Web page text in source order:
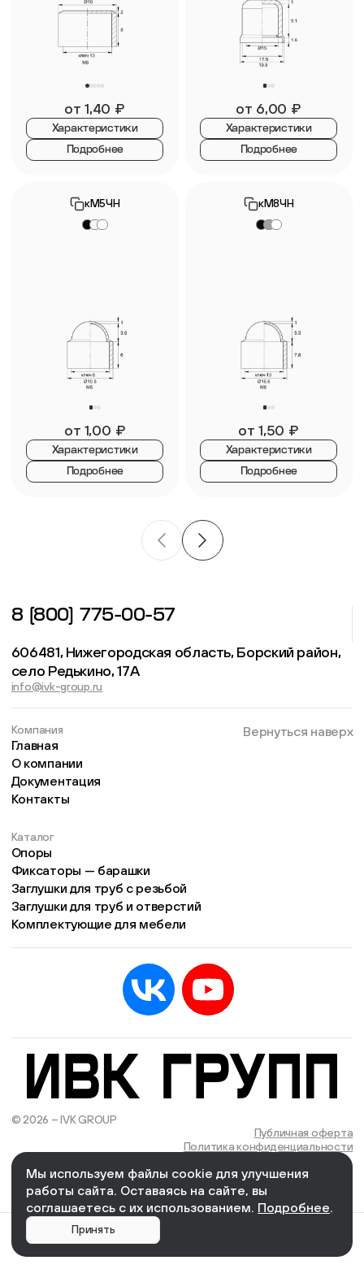
Каталог
от 1,40 ₽
Характеристики
Подробнее
от 6,00 ₽
Характеристики
Подробнее
кМ5ЧН
от 1,00 ₽
Характеристики
Подробнее
кМ8ЧН
от 1,50 ₽
Характеристики
Подробнее
8 (800) 775-00-57
606481, Нижегородская область, Борский район,
село Редькино, 17А
info@ivk-group.ru
Компания
Главная
О компании
Документация
Контакты
Каталог
Опоры
Фиксаторы — барашки
Заглушки для труб с резьбой
Заглушки для труб и отверстий
Комплектующие для мебели
Вернуться наверх
© 2026 – IVK GROUP
Публичная оферта
Политика конфиденциальности
Cоздано и поддерживается в компании We Wizards
Мы используем файлы cookie для улучшения
работы сайта. Оставаясь на сайте, вы
соглашаетесь с их использованием. Подробнее.
Принять
Есть учётная запись? Войти